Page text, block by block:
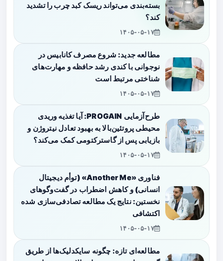
بسته‌بندی می‌تواند ریسک کبد چرب را تشدید
کند؟
۱۴۰۵-۰۵-۱۷
مطالعه جدید: شروع مصرف کانابیس در
نوجوانی با کندی رشد حافظه و مهارت‌های
شناختی مرتبط است
۱۴۰۵-۰۵-۱۷
طرح‌آزمایی PROGAIN: آیا تغذیه وریدی
محیطی پروتئین‌بالا به بهبود تعادل نیتروژن و
بازیابی پس از گاسترکتومی کمک می‌کند؟
۱۴۰۵-۰۵-۱۷
فناوری «Another Me» (توأم دیجیتال
انسانی) و کاهش اضطراب در گفت‌وگوهای
نخستین: نتایج یک مطالعه تصادفی‌سازی شده
اکتشافی
۱۴۰۵-۰۵-۱۷
مطالعه‌ای تازه: چگونه سایکدلیک‌ها از طریق